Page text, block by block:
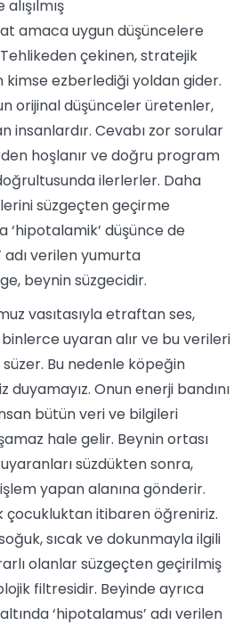
amaca uygun düşüncelere
çekinen, stratejik
kimse ezberlediği yoldan gider.
orijinal düşünceler üretenler,
insanlardır. Cevabı zor sorular
hoşlanır ve doğru program
ilerlerler. Daha
süzgeçten geçirme
‘hipotalamik’ düşünce de
adı verilen yumurta
beynin süzgecidir.
vasıtasıyla etraftan ses,
binlerce uyaran alır ve bu verileri
Bu nedenle köpeğin
duyamayız. Onun enerji bandını
bütün veri ve bilgileri
hale gelir. Beynin ortası
süzdükten sonra,
yapan alanına gönderir.
çocukluktan itibaren öğreniriz.
sıcak ve dokunmayla ilgili
olanlar süzgeçten geçirilmiş
filtresidir. Beyinde ayrıca
‘hipotalamus’ adı verilen